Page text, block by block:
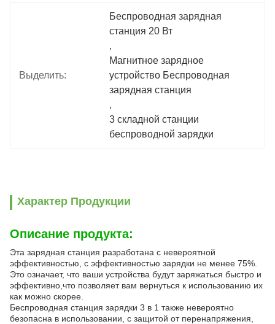
Выделить:
Беспроводная зарядная
станция 20 Вт
,
Магнитное зарядное
устройство Беспроводная
зарядная станция
,
3 складной станции
беспроводной зарядки
Характер Продукции
Описание продукта:
Эта зарядная станция разработана с невероятной
эффективностью, с эффективностью зарядки не менее 75%.
Это означает, что ваши устройства будут заряжаться быстро и
эффективно,что позволяет вам вернуться к использованию их
как можно скорее.
Беспроводная станция зарядки 3 в 1 также невероятно
безопасна в использовании, с защитой от перенапряжения,